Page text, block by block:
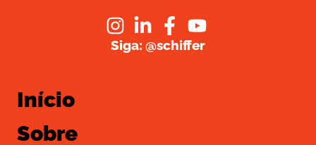
Siga: @schiffer
Início
Sobre